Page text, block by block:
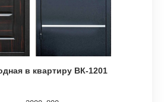
в квартиру ВК-1201